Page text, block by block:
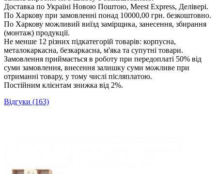
Доставка по Україні Новою Поштою, Meest Express, Делівері.
По Харкову при замовленні понад 10000,00 грн. безкоштовно.
По Харкову можливий виїзд замірщика, занесення, збирання
(монтаж) продукції.
Не менше 12 різних підкатегорій товарів: корпусна,
металокаркасна, безкаркасна, м'яка та супутні товари.
Замовлення приймається в роботу при передоплаті 50% від
суми замовлення, внесення залишку суми можливе при
отриманні товару, у тому числі післяплатою.
Постійним клієнтам знижка від 2%.
Відгуки (163)